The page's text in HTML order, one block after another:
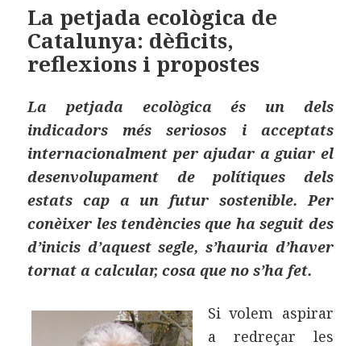
o
o
k
n rt
ei
x
La petjada ecològica de
Catalunya: dèficits,
reflexions i propostes
La petjada ecològica és un dels
indicadors més seriosos i acceptats
internacionalment per ajudar a guiar el
desenvolupament de polítiques dels
estats cap a un futur sostenible. Per
conèixer les tendències que ha seguit des
d’inicis d’aquest segle, s’hauria d’haver
tornat a calcular, cosa que no s’ha fet.
Si volem aspirar
a redreçar les